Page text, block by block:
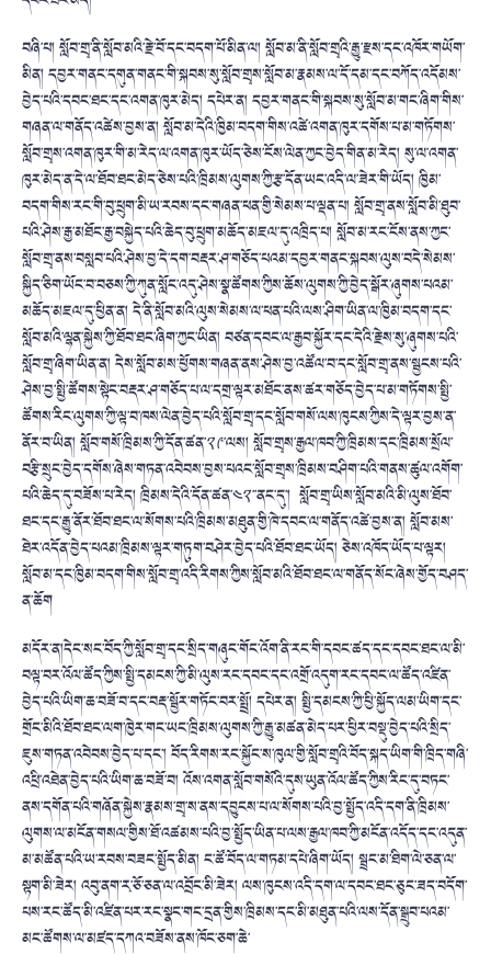
བཞི་པ། སློབ་གྲྭ་ནི་སློབ་མའི་རྗེ་བོ་དང་བདག་པོ་མིན་ལ། སློབ་མ་ནི་སློབ་གྲྭའི་རྒྱུ་རྫས་དང་འཁོར་གཡོག་
མིན། དབྱར་གནང་དགུན་གནང་གི་སྐབས་སུ་སློབ་གྲྭས་སློབ་མ་རྣམས་ལ་དོ་དམ་དང་བཀོད་འདོམས་
བྱེད་པའི་དབང་ཐང་དང་འགན་ཁུར་མེད། དཔེར་ན། དབྱར་གནང་གི་སྐབས་སུ་སློབ་མ་གང་ཞིག་གིས་
གཞན་ལ་གནོད་འཚེས་བྱས་ན། སློབ་མ་དེའི་ཁྱིམ་བདག་གིས་འཚེ་འགན་ཁུར་དགོས་པ་མ་གཏོགས་
སློབ་གྲྭས་འགན་ཁུར་གི་མ་རེད་ལ་འགན་ཁུར་ཡོད་ཅེས་ངོས་ལེན་ཀྱང་བྱེད་གིན་མ་རེད། སུ་ལ་འགན་
ཁུར་མེད་ན་དེ་ལ་ཐོབ་ཐང་མེད་ཅེས་པའི་ཁྲིམས་ལུགས་ཀྱི་རྩ་དོན་ཡང་འདི་ལ་ཟེར་གི་ཡོད། ཁྱིམ་
བདག་གིས་རང་གི་བུ་ཕྲུག་མི་ཡ་རབས་དང་གཞན་ཕན་གྱི་སེམས་པ་ལྡན་པ། སློབ་གྲྭ་ནས་སློབ་མི་ཐུབ་
པའི་ཤེས་རྒྱ་མཐོང་རྒྱ་བསྐྱེད་པའི་ཆེད་བུ་ཕྲུག་མཆོད་མཇལ་དུ་འཁྲིད་པ། སློབ་མ་རང་ངོས་ནས་ཀྱང་
སློབ་གྲྭ་ནས་བསླབ་པའི་ཤེས་བྱ་དེ་དག་བརྡར་ཤ་གཅོད་པའམ་དབྱར་གནང་སྐབས་ལུས་བདེ་སེམས་
སྐྱིད་ཅིག་ཡོང་བ་བཅས་ཀྱི་ཀུན་སློང་འདུ་ཤེས་སྣ་ཚོགས་ཀྱིས་ཆོས་ལུགས་ཀྱི་བྱེད་སྒོར་ཞུགས་པའམ་
མཆོད་མཇལ་དུ་ཕྱིན་ན། དེ་ནི་སློབ་མའི་ལུས་སེམས་ལ་ཕན་པའི་ལས་ཤིག་ཡིན་ལ་ཁྱིམ་བདག་དང་
སློབ་མའི་ལྷན་སྐྱེས་ཀྱི་ཐོབ་ཐང་ཞིག་ཀྱང་ཡིན། བཙན་དབང་ལ་རྒྱབ་སྐྱོར་དང་དེའི་རྗེས་སུ་ཞུགས་པའི་
སློབ་གྲྭ་ཞིག་ཡིན་ན། དེས་སློབ་མས་ཕྱོགས་གཞན་ནས་ཤེས་བྱ་འཚོལ་བ་དང་སློབ་གྲྭ་ནས་སྦྱངས་པའི་
ཤེས་བྱ་སྤྱི་ཚོགས་སྟེང་བརྡར་ཤ་གཅོད་པ་ལ་དགྲ་ལྟར་མཐོང་ནས་ཚར་གཅོད་བྱེད་པ་མ་གཏོགས་སྤྱི་
ཚོགས་རིང་ལུགས་ཀྱི་ལྟ་བ་ཁས་ལེན་བྱེད་པའི་སློབ་གྲྭ་དང་སློབ་གསོ་ལས་ཁུངས་ཀྱིས་དེ་ལྟར་བྱས་ན་
ནོར་བ་ཡིན། སློབ་གསོ་ཁྲིམས་ཀྱི་དོན་ཚན་༢༩་ལས། སློབ་གྲྭས་རྒྱལ་ཁབ་ཀྱི་ཁྲིམས་དང་ཁྲིམས་སྲོལ་
བརྩི་སྲུང་བྱེད་དགོས་ཞེས་གཏན་འབེབས་བྱས་པའང་སློབ་གྲྭས་ཁྲིམས་བཤིག་པའི་གནས་ཚུལ་འགོག་
པའི་ཆེད་དུ་བཟོས་པ་རེད། ཁྲིམས་དེའི་དོན་ཚན་༤༢་་ནང་དུ་། སློབ་གྲྭ་ཡིས་སློབ་མའི་མི་ལུས་ཐོབ་
ཐང་དང་རྒྱུ་ནོར་ཐོབ་ཐང་ལ་སོགས་པའི་ཁྲིམས་མཐུན་གྱི་ཁེ་དབང་ལ་གནོད་འཚེ་བྱས་ན། སློབ་མས་
ཐེར་འདོན་བྱེད་པའམ་ཁྲིམས་ལྟར་གཏུག་བཤེར་བྱེད་པའི་ཐོབ་ཐང་ཡོད། ཅེས་འཁོད་ཡོད་པ་ལྟར།
སློབ་མ་དང་ཁྱིམ་བདག་གིས་སློབ་གྲྭ་འདི་རིགས་ཀྱིས་སློབ་མའི་ཐོབ་ཐང་ལ་གནོད་སོང་ཞེས་གྱོད་བཤད་
ན་ཆོག
མདོར་ན།དེང་སང་བོད་ཀྱི་སློབ་གྲྭ་དང་སྲིད་གཞུང་གོང་འོག་ནི་རང་གི་དབང་ཚད་དང་དབང་ཐང་ལ་མི་
བལྟ་བར་འོལ་ཚོད་ཀྱིས་སྤྱི་དམངས་ཀྱི་མི་ལུས་རང་དབང་དང་འགྲོ་འདུག་རང་དབང་ལ་ཚོད་འཛིན་
བྱེད་པའི་ཡིག་ཆ་བཟོ་བ་དང་བརྡ་སྦྱོར་གཏོང་བར་སྤྲོ། དཔེར་ན། སྤྱི་དམངས་ཀྱི་ཕྱི་སྐྱོད་ལམ་ཡིག་དང་
གྲོང་མིའི་ཐོབ་ཐང་ལག་ཁྱེར་གང་ཡང་ཁྲིམས་ལུགས་ཀྱི་རྒྱུ་མཚན་མེད་པར་ཕྱིར་བསྡུ་བྱེད་པའི་སྲིད་
ཇུས་གཏན་འབེབས་བྱེད་པ་དང་། བོད་རིགས་རང་སྐྱོང་ས་ཁུལ་གྱི་སློབ་གྲྭའི་བོད་སྐད་ཡིག་གི་ཁྲིད་གཞི་
འཕྲི་འཐེན་བྱེད་པའི་ཡིག་ཆ་བཟོ་བ། འོས་འགན་སློབ་གསོའི་དུས་ཡུན་འོལ་ཚོད་ཀྱིས་རིང་དུ་བཏང་
ནས་དགོན་པའི་གཞོན་སྐྱེས་རྣམས་གྲྭ་ས་ནས་དབྱུངས་པ་ལ་སོགས་པའི་བྱ་སྤྱོད་འདི་དག་ནི་ཁྲིམས་
ལུགས་ལ་མངོན་གསལ་གྱིས་ཐོ་འཚམས་པའི་བྱ་སྤྱོད་ཡིན་པ་ལས་རྒྱལ་ཁབ་ཀྱི་མངོན་འདོད་དང་འདུན་
མ་མཚོན་པའི་ཡ་རབས་བཟང་སྤྱོད་མིན། ང་ཚོ་བོད་ལ་གཏམ་དཔེ་ཞིག་ཡོད། སྦྲང་མ་ཐིག་ལེ་ཅན་ལ་
སྟག་མི་ཟེར། འབུ་ནག་རྭ་ཅོ་ཅན་ལ་འབྲོང་མི་ཟེར། ལས་ཁུངས་འདི་དག་ལ་དབང་ཐང་ཅུང་ཟད་བདོག་
པས་རང་ཚོད་མི་འཛིན་པར་རང་སྣང་གང་དྲན་གྱིས་ཁྲིམས་དང་མི་མཐུན་པའི་ལས་དོན་སྒྲུབ་པའམ་
མང་ཚོགས་ལ་མཛད་དཀའ་བཟོས་ནས་ཁོང་ཅག་ཆེ་